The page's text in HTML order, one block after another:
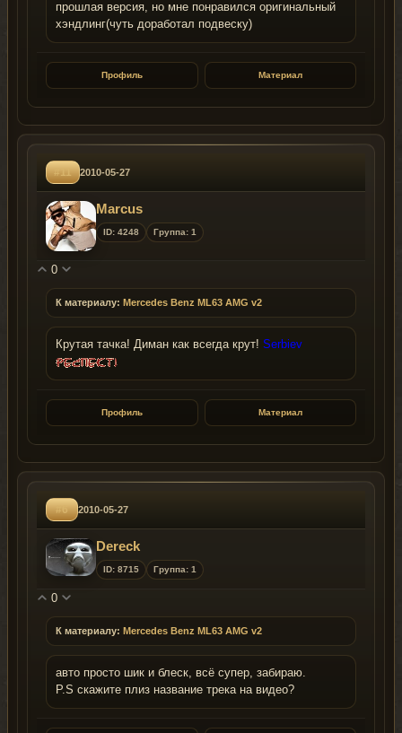
прошлая версия, но мне понравился оригинальный
хэндлинг(чуть доработал подвеску)
Профиль Материал
#11 2010-05-27
Marcus
ID: 4248 Группа: 1
0
К материалу: Mercedes Benz ML63 AMG v2
Крутая тачка! Диман как всегда крут! Serbiev
Профиль Материал
#6 2010-05-27
Dereck
ID: 8715 Группа: 1
0
К материалу: Mercedes Benz ML63 AMG v2
авто просто шик и блеск, всё супер, забираю.
P.S скажите плиз название трека на видео?